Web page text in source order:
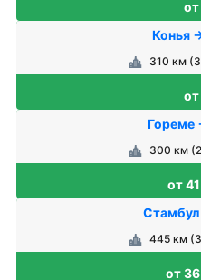
Конья
310 км
Гореме
300 км
от
445 км
от